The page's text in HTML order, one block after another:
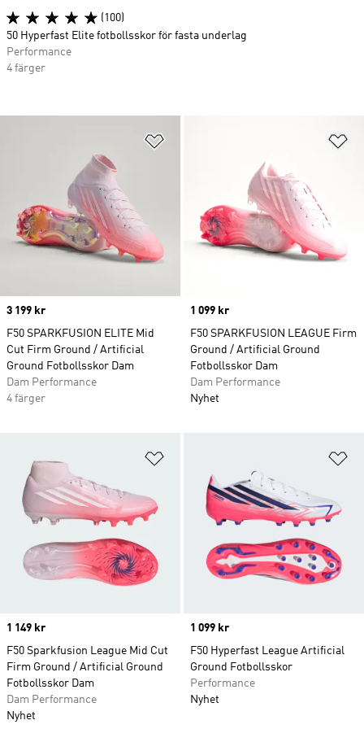
Price
3 199 kr
F50 SPARKFUSION ELITE Mid
Cut Firm Ground / Artificial
Ground Fotbollsskor Dam
Dam Performance
4 färger
Price
1 099 kr
F50 SPARKFUSION LEAGUE Firm
Ground / Artificial Ground
Fotbollsskor Dam
Dam Performance
Nyhet
Price
1 149 kr
F50 Sparkfusion League Mid Cut
Firm Ground / Artificial Ground
Fotbollsskor Dam
Dam Performance
Nyhet
Price
1 099 kr
F50 Hyperfast League Artificial
Ground Fotbollsskor
Performance
Nyhet
(100)
50 Hyperfast Elite fotbollsskor för fasta underlag
Performance
4 färger